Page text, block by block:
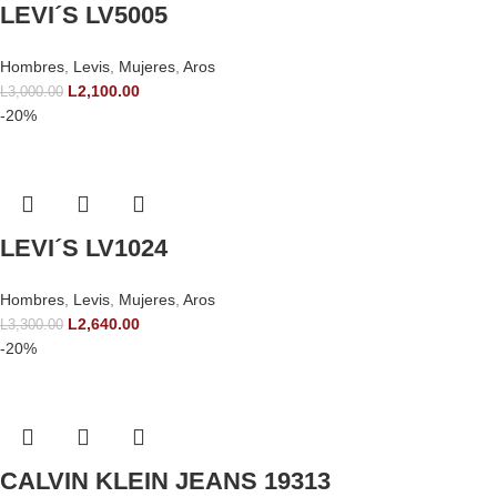
LEVI´S LV5005
Hombres Levis Mujeres Aros
L3,000.00 L2,100.00
-20%
LEVI´S LV1024
Hombres Levis Mujeres Aros
L3,300.00 L2,640.00
-20%
CALVIN KLEIN JEANS 19313